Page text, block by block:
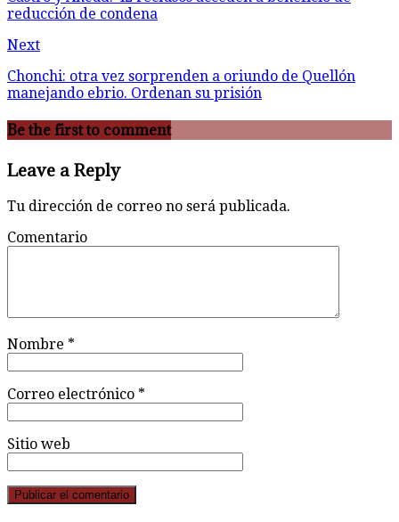
reducción de condena
Next
Chonchi: otra vez sorprenden a oriundo de Quellón
manejando ebrio. Ordenan su prisión
Be the first to comment
Leave a Reply
Tu dirección de correo no será publicada.
Comentario
Nombre *
Correo electrónico *
Sitio web